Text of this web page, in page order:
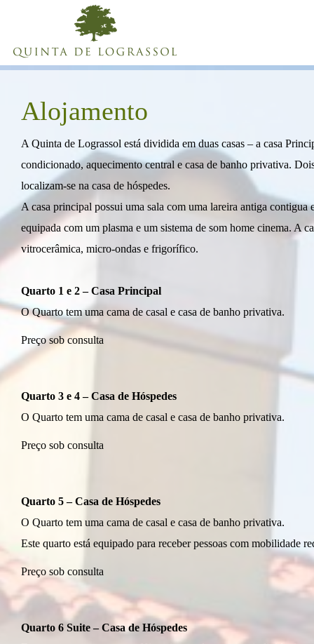
Alojamento
A Quinta de Lograssol está dividida em duas casas – a casa
condicionado, aquecimento central e casa de banho privativa.
localizam-se na casa de hóspedes.
A casa principal possui uma sala com uma lareira antiga
equipada com um plasma e um sistema de som home cinema. A
vitrocerâmica, micro-ondas e frigorífico.
Quarto 1 e 2 – Casa Principal
O Quarto tem uma cama de casal e casa de banho privativa.
Preço sob consulta
Quarto 3 e 4 – Casa de Hóspedes
O Quarto tem uma cama de casal e casa de banho privativa.
Preço sob consulta
Quarto 5 – Casa de Hóspedes
O Quarto tem uma cama de casal e casa de banho privativa.
Este quarto está equipado para receber pessoas com mobilidade
Preço sob consulta
Quarto 6 Suite – Casa de Hóspedes